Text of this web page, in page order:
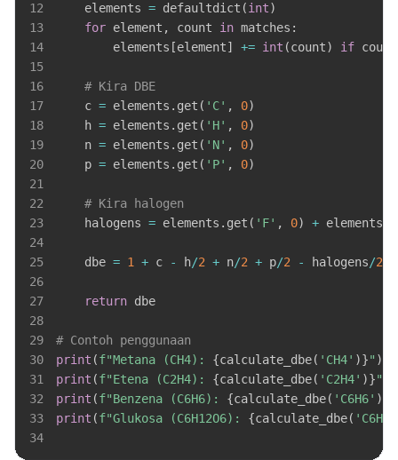
12
    elements
= defaultdict (int)
13
for element , count in matches :
14
        elements
[element] += int (count) if
15
16
# Kira DBE
17
    c
= elements . get ( 'C' , 0)
18
    h
= elements . get ( 'H' , 0)
19
    n
= elements . get ( 'N' , 0)
20
    p
= elements . get ( 'P' , 0)
21
22
# Kira halogen
23
    halogens
= elements . get ( 'F' , 0) + elements
24
25
    dbe
= 1 + c - h/2 + n/2 + p/2 - halogens/2
26
27
return
dbe
28
29
# Contoh penggunaan
30
print (f"Metana (CH4): {calculate_dbe( 'CH4' )}" )
31
print (f"Etena (C2H4): {calculate_dbe( 'C2H4' )}"
32
print (f"Benzena (C6H6): {calculate_dbe( 'C6H6' )
33
print (f"Glukosa (C6H12O6): {calculate_dbe(
34